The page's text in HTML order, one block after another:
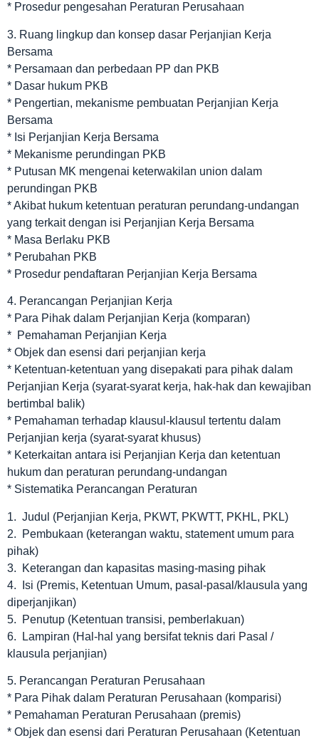
* Prosedur pengesahan Peraturan Perusahaan
3. Ruang lingkup dan konsep dasar Perjanjian Kerja
Bersama
* Persamaan dan perbedaan PP dan PKB
* Dasar hukum PKB
* Pengertian, mekanisme pembuatan Perjanjian Kerja
Bersama
* Isi Perjanjian Kerja Bersama
* Mekanisme perundingan PKB
* Putusan MK mengenai keterwakilan union dalam
perundingan PKB
* Akibat hukum ketentuan peraturan perundang-undangan
yang terkait dengan isi Perjanjian Kerja Bersama
* Masa Berlaku PKB
* Perubahan PKB
* Prosedur pendaftaran Perjanjian Kerja Bersama
4. Perancangan Perjanjian Kerja
* Para Pihak dalam Perjanjian Kerja (komparan)
* Pemahaman Perjanjian Kerja
* Objek dan esensi dari perjanjian kerja
* Ketentuan-ketentuan yang disepakati para pihak dalam
Perjanjian Kerja (syarat-syarat kerja, hak-hak dan kewajiban
bertimbal balik)
* Pemahaman terhadap klausul-klausul tertentu dalam
Perjanjian kerja (syarat-syarat khusus)
* Keterkaitan antara isi Perjanjian Kerja dan ketentuan
hukum dan peraturan perundang-undangan
* Sistematika Perancangan Peraturan
1. Judul (Perjanjian Kerja, PKWT, PKWTT, PKHL, PKL)
2. Pembukaan (keterangan waktu, statement umum para
pihak)
3. Keterangan dan kapasitas masing-masing pihak
4. Isi (Premis, Ketentuan Umum, pasal-pasal/klausula yang
diperjanjikan)
5. Penutup (Ketentuan transisi, pemberlakuan)
6. Lampiran (Hal-hal yang bersifat teknis dari Pasal /
klausula perjanjian)
5. Perancangan Peraturan Perusahaan
* Para Pihak dalam Peraturan Perusahaan (komparisi)
* Pemahaman Peraturan Perusahaan (premis)
* Objek dan esensi dari Peraturan Perusahaan (Ketentuan